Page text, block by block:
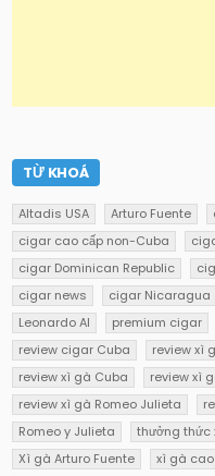
TỪ KHOÁ
Altadis USA Arturo Fuente
cigar cao cấp non-Cuba
cigar Dominican Republic
cigar news
cigar Nicaragua
Leonardo AI
premium cigar
review cigar Cuba
review xì
review xì gà Cuba
review xì
review xì gà Romeo Julieta
Romeo y Julieta
thưởng thức
Xì gà Arturo Fuente
xì gà